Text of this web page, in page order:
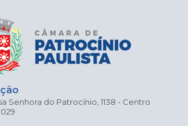
Senhora do Patrocínio, 1138 - Centro
029